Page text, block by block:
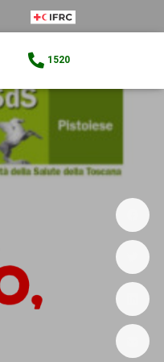
1520